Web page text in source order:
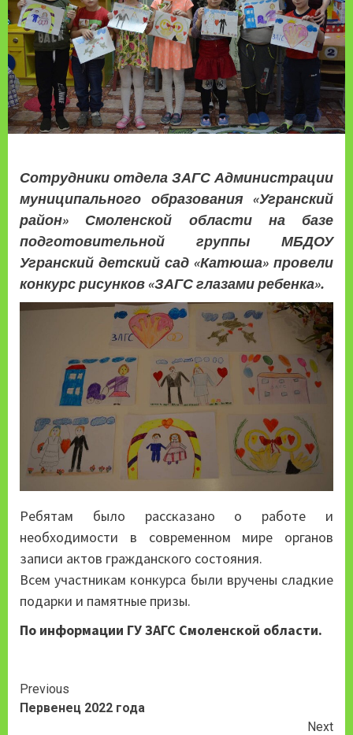
Сотрудники отдела ЗАГС Администрации
муниципального образования «Угранский
район» Смоленской области на базе
подготовительной группы МБДОУ
Угранский детский сад «Катюша» провели
конкурс рисунков «ЗАГС глазами ребенка».
Ребятам было рассказано о работе и
необходимости в современном мире органов
записи актов гражданского состояния.
Всем участникам конкурса были вручены сладкие
подарки и памятные призы.
По информации ГУ ЗАГС Смоленской области.
Continue
Reading
Previous
Первенец 2022 года
Next